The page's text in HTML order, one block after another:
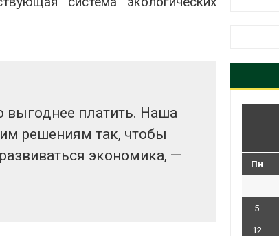
выгоднее платить. Наша
решениям так, чтобы
экономика, —
Пн
5
12